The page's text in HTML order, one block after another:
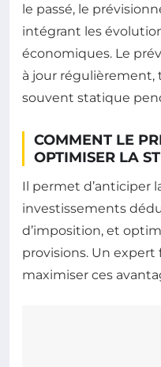
le passé, le
intégrant les
économiques. Le
à jour
souvent statique
COMMENT LE
OPTIMISER LA
Il permet d’anticiper
investissements
d’imposition, et
provisions. Un expert
maximiser ces